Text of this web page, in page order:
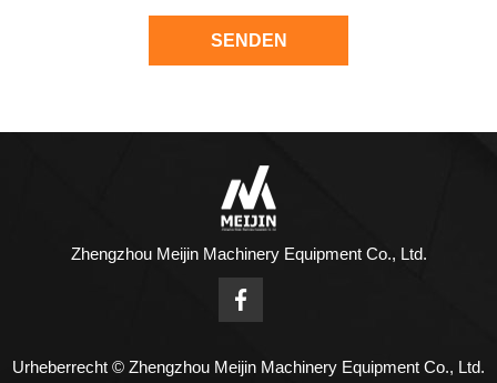
SENDEN
Zhengzhou Meijin Machinery Equipment Co., Ltd.
Urheberrecht © Zhengzhou Meijin Machinery Equipment Co., Ltd.